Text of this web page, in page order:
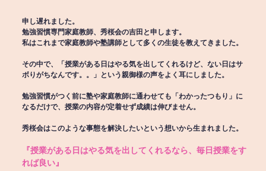
申し遅れました。
勉強習慣専門家庭教師、秀桜会の吉田と申します。
私はこれまで家庭教師や塾講師として多くの生徒を教えてきました。
その中で、「授業がある日はやる気を出してくれるけど、ない日はサ
ボりがちなんです。。」という親御様の声をよく耳にしました。
勉強習慣がつく前に塾や家庭教師に通わせても「わかったつもり」に
なるだけで、授業の内容が定着せず成績は伸びません。
秀桜会はこのような事態を解決したいという想いから生まれました。
『授業がある日はやる気を出してくれるなら、毎日授業をす
れば良い』